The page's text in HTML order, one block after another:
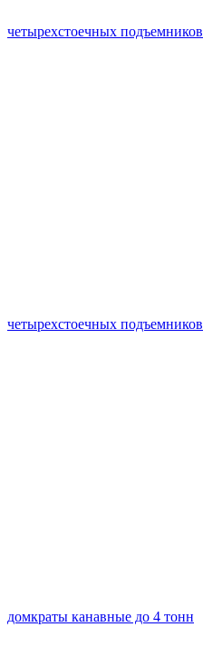
четырехстоечных подъемников
четырехстоечных подъемников
домкраты канавные до 4 тонн